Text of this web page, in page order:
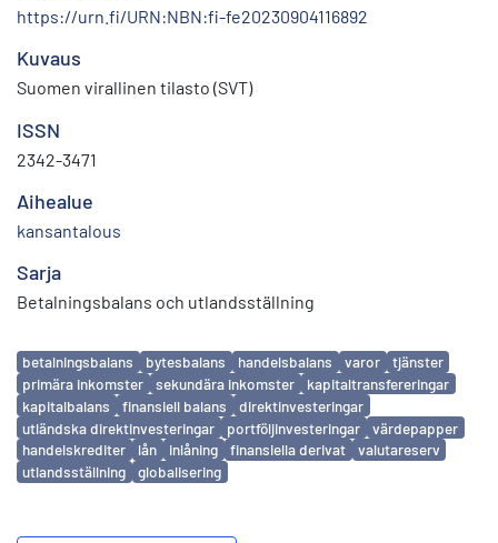
https://urn.fi/URN:NBN:fi-fe20230904116892
Kuvaus
Suomen virallinen tilasto (SVT)
ISSN
2342-3471
Aihealue
kansantalous
Sarja
Betalningsbalans och utlandsställning
Avainsanat
betalningsbalans bytesbalans handelsbalans varor
tjänster
primära inkomster
sekundära inkomster
kapitaltransfereringar
kapitalbalans
finansiell balans
direktinvesteringar
utländska direktinvesteringar
portföljinvesteringar
värdepapper
handelskrediter
lån inlåning finansiella derivat
valutareserv
utlandsställning
globalisering